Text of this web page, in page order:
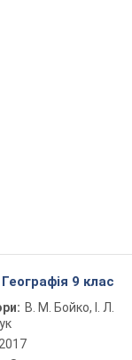
9 клас
В. М. Бойко, І. Л.
2017